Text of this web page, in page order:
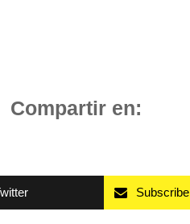
Compartir en:
Subscribe